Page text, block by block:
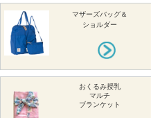
マザーズバッグ＆
ショルダー
おくるみ授乳
マルチ
ブランケット